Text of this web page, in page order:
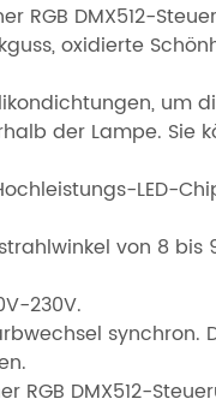
RGB DMX512-
oxidierte
um
der Lampe. Sie
LED-
von 8
230V.
synchron.
RGB DMX512-